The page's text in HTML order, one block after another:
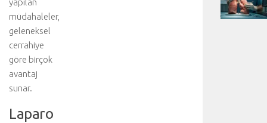
yapılan
müdahaleler,
geleneksel
cerrahiye
göre birçok
avantaj
sunar.
Laparo